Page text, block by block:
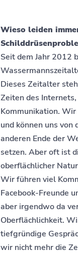
Wieso leiden
Seit dem Jahr 2012
Dieses Zeitalter
Zeiten des
Kommunikation.
und können uns von
anderen Ende der
setzen. Aber oft ist
oberflächlicher
Wir führen viel
Facebook-Freunde
aber irgendwo da
Oberflächlichkeit.
tiefgründige
wir nicht mehr die